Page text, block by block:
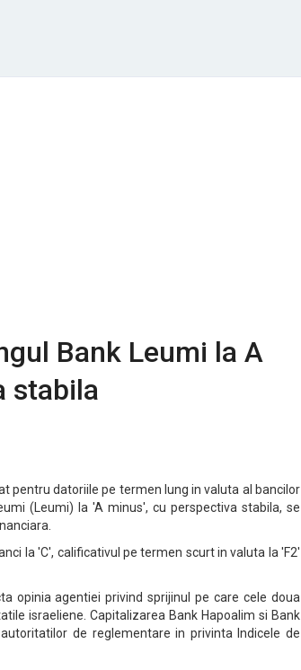
Bank Leumi la A
stabila
pentru datoriile pe termen lung in valuta al bancilor
(Leumi) la 'A minus', cu perspectiva stabila, se
la 'C', calificativul pe termen scurt in valuta la 'F2'
opinia agentiei privind sprijinul pe care cele doua
israeliene. Capitalizarea Bank Hapoalim si Bank
de reglementare in privinta Indicele de